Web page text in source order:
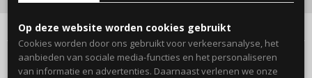
Home >Parfum & Cosmetica>Dames parfum>
Op deze website worden cookies gebruikt
Cookies worden door ons gebruikt voor verkeersanalyse, het
aanbieden van sociale media-functies en het personaliseren
van informatie en advertenties. Daarnaast verlenen we onze